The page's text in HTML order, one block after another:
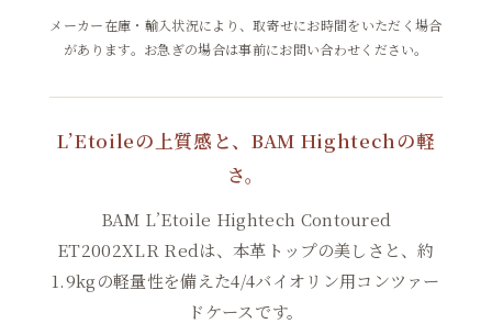
メーカー在庫・輸入状況により、取寄せにお時間をいただく場合
があります。お急ぎの場合は事前にお問い合わせください。
L’Etoileの上質感と、BAM Hightechの軽
さ。
BAM L’Etoile Hightech Contoured
ET2002XLR Redは、本革トップの美しさと、約
1.9kgの軽量性を備えた4/4バイオリン用コンツァー
ドケースです。